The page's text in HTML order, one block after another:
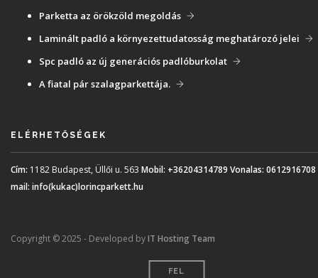
Parketta az örökzöld megoldás
Laminált padló a környezettudatosság meghatározó jelei
Spc padló az új generációs padlóburkolat
A fiatal pár szalagparkettája.
ELÉRHETŐSÉGEK
Cím: 1182 Budapest, Üllői u. 563 Mobil: +36204314789 Vonalas: 0612916708
mail: info(kukac)lorincparkett.hu
Copyright © 2025 - Developed byIT Hosting Team
FEL